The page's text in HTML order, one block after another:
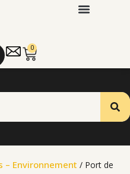
0
– Environnement / Port de